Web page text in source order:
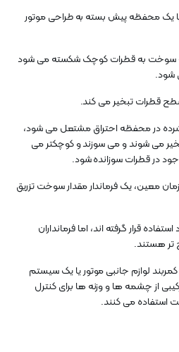
یک محفظه پیش بسته به طراحی موتور
سوخت به قطرات کوچک شکسته می شود
شود.
قطرات تبخیر می کند.
در محفظه احتراق مشتعل می شود،
می شوند و می سوزند و کوچکتر می
در قطرات سوزانده شود.
معین، یک فرماندار مقدار سوخت تزریق
قرار گرفته اند، اما فرمانداران
تر هستند.
لوازم جانبی موتور یا یک سیستم
از چشمه ها و وزنه ها برای کنترل
استفاده می کنند.